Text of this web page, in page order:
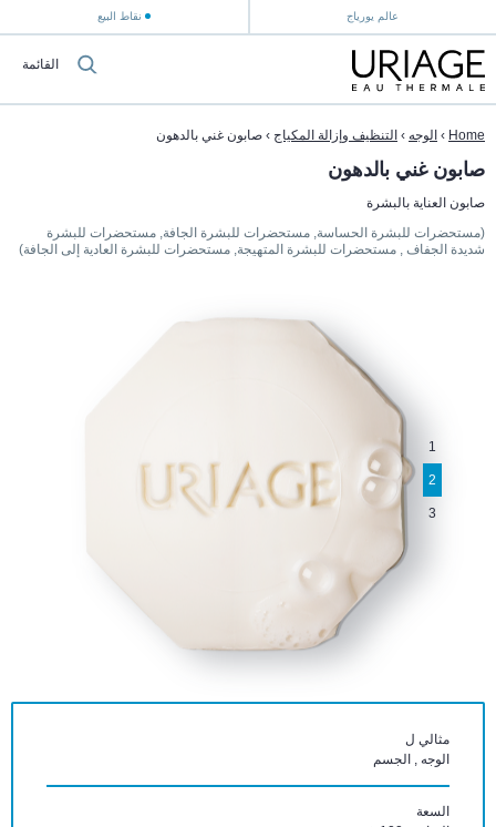
عالم يورياج نقاط البيع
القائمة
Home
› الوجه › التنظيف وإزالة المكياج › صابون غني بالدهون
صابون غني بالدهون
صابون العناية بالبشرة
(مستحضرات للبشرة الحساسة, مستحضرات للبشرة الجافة, مستحضرات للبشرة
شديدة الجفاف , مستحضرات للبشرة المتهيجة, مستحضرات للبشرة العادية إلى الجافة)
1
2
3
مثالي ل
الوجه , الجسم
السعة